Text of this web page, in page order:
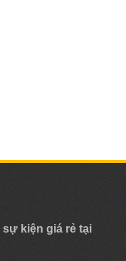
kiện giá rẻ tại